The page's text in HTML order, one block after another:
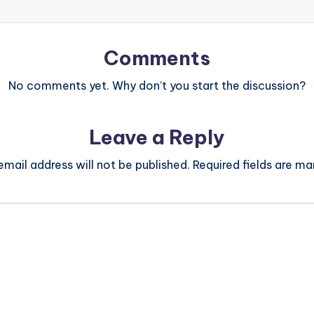
Comments
No comments yet. Why don’t you start the discussion?
Leave a Reply
address will not be published. Required fields are